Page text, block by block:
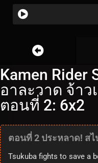
Kamen Rider
อาละวาด จ้าว
ตอนที่ 2: 6x2
ตอนที่ 2 ประหลาด! ส
Tsukuba fights to save a